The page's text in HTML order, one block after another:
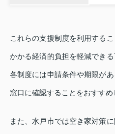
これらの支援制度を利用する
かかる経済的負担を軽減でき
各制度には申請条件や期限が
窓口に確認することをおすすめ
また、水戸市では空き家対策